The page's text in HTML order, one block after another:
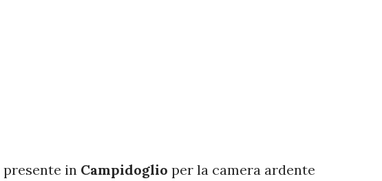
presente in Campidoglio per la camera ardente